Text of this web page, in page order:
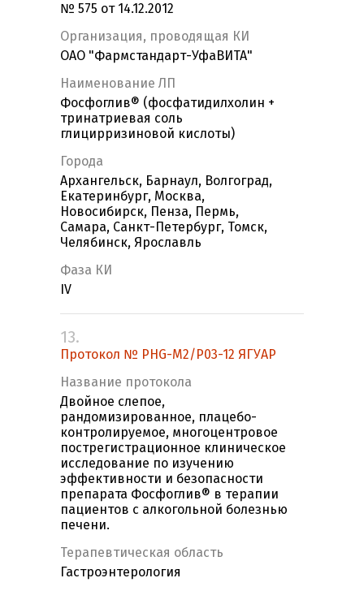
№ 575 от 14.12.2012
Организация, проводящая КИ
ОАО "Фармстандарт-УфаВИТА"
Наименование ЛП
Фосфоглив® (фосфатидилхолин +
тринатриевая соль
глицирризиновой кислоты)
Города
Архангельск, Барнаул, Волгоград,
Екатеринбург, Москва,
Новосибирск, Пенза, Пермь,
Самара, Санкт-Петербург, Томск,
Челябинск, Ярославль
Фаза КИ
IV
13.
Протокол № PHG-M2/P03-12 ЯГУАР
Название протокола
Двойное слепое,
рандомизированное, плацебо-
контролируемое, многоцентровое
пострегистрационное клиническое
исследование по изучению
эффективности и безопасности
препарата Фосфоглив® в терапии
пациентов с алкогольной болезнью
печени.
Терапевтическая область
Гастроэнтерология